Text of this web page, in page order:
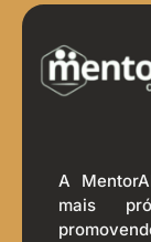
A
mais